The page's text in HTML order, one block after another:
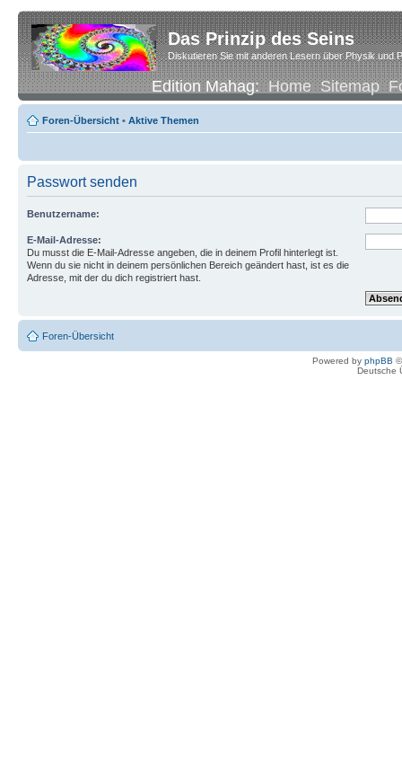
Das Prinzip des Seins
Diskutieren Sie mit anderen Lesern über Physik und
Edition Mahag:Home Sitemap
Foren-Übersicht • Aktive Themen
Passwort senden
Benutzername:
E-Mail-Adresse:
Du musst die E-Mail-Adresse angeben, die in deinem Profil hinterlegt ist.
Wenn du sie nicht in deinem persönlichen Bereich geändert hast, ist es die
Adresse, mit der du dich registriert hast.
Foren-Übersicht
Powered by phpBB
Deutsche